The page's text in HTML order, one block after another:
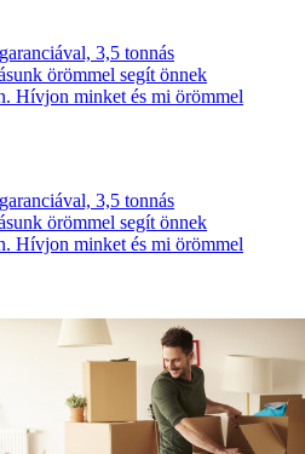
3,5 tonnás
örömmel segít önnek
Hívjon minket és mi örömmel
3,5 tonnás
örömmel segít önnek
Hívjon minket és mi örömmel